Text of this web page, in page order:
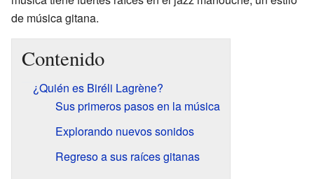
de música gitana.
Contenido
¿Quién es Biréli Lagrène?
Sus primeros pasos en la música
Explorando nuevos sonidos
Regreso a sus raíces gitanas